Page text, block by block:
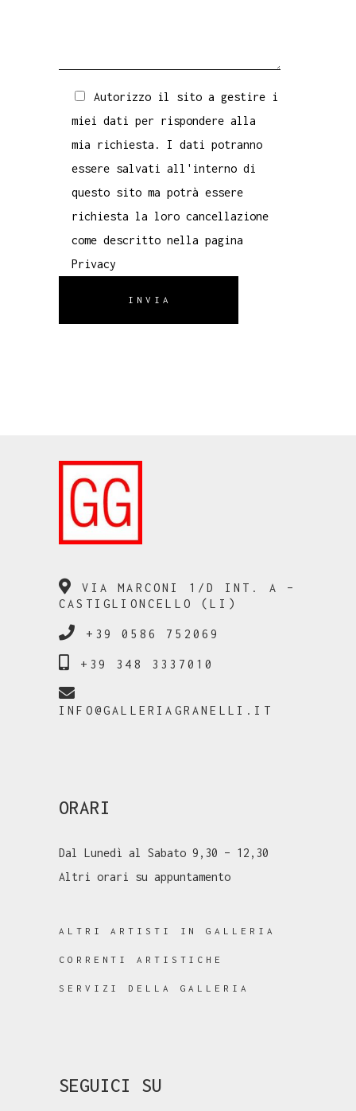
Autorizzo il sito a gestire i
miei dati per rispondere alla
mia richiesta. I dati potranno
essere salvati all'interno di
questo sito ma potrà essere
richiesta la loro cancellazione
come descritto nella pagina
Privacy
INVIA
VIA MARCONI 1/D INT. A –
CASTIGLIONCELLO (LI)
+39 0586 752069
+39 348 3337010
INFO@GALLERIAGRANELLI.IT
ORARI
Dal Lunedì al Sabato 9,30 – 12,30
Altri orari su appuntamento
ALTRI ARTISTI IN GALLERIA
CORRENTI ARTISTICHE
SERVIZI DELLA GALLERIA
SEGUICI SU